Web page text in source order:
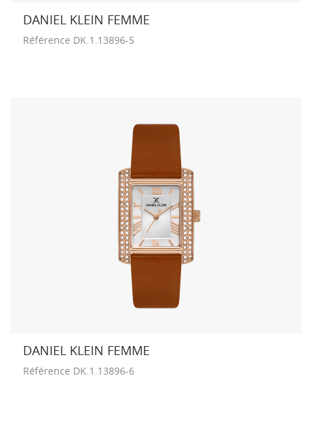
DANIEL KLEIN FEMME
Référence DK.1.13896-5
DANIEL KLEIN FEMME
Référence DK.1.13896-6